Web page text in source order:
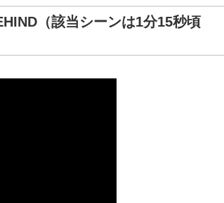
（該当シーンは1分15秒頃